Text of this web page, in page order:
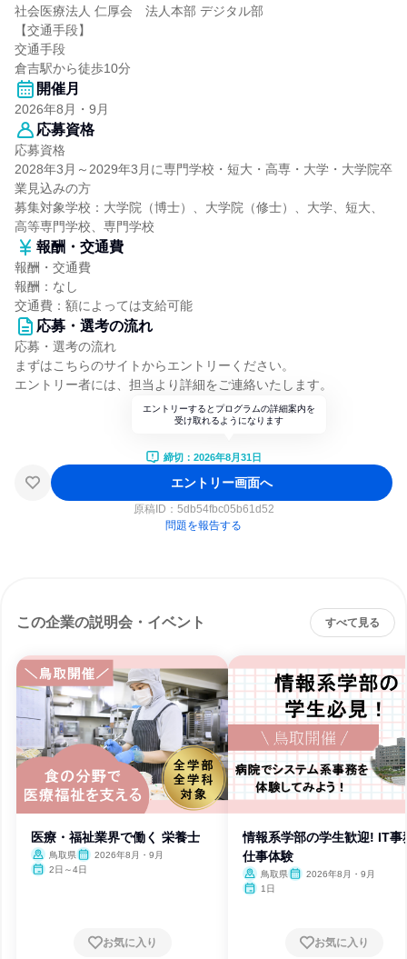
社会医療法人 仁厚会 法人本部 デジタル部
【交通手段】
交通手段
倉吉駅から徒歩10分
開催月
2026年8月・9月
応募資格
応募資格
2028年3月～2029年3月に専門学校・短大・高専・大学・大学院卒
業見込みの方
募集対象学校：大学院（博士）、大学院（修士）、大学、短大、
高等専門学校、専門学校
報酬・交通費
報酬・交通費
報酬：なし
交通費：額によっては支給可能
応募・選考の流れ
応募・選考の流れ
まずはこちらのサイトからエントリーください。
エントリー者には、担当より詳細をご連絡いたします。
エントリーするとプログラムの詳細案内を
受け取れるようになります
締切：2026年8月31日
エントリー画面へ
原稿ID： 5db54fbc05b61d52
問題を報告する
この企業の説明会・イベント すべて見る
医療・福祉業界で働く 栄養士
鳥取県
2026年8月・9月
2日～4日
お気に入り
情報系学部の学生歓迎! IT事
仕事体験
鳥取県
2026年8月・9月
1日
お気に入り